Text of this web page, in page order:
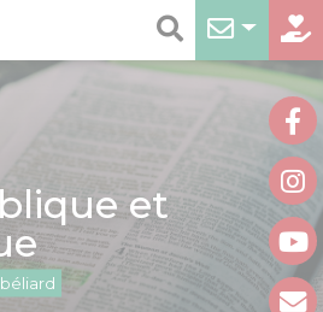
et